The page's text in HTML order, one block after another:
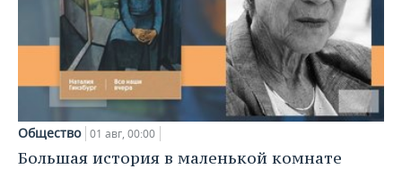
Общество 01 авг, 00:00
Большая история в маленькой комнате